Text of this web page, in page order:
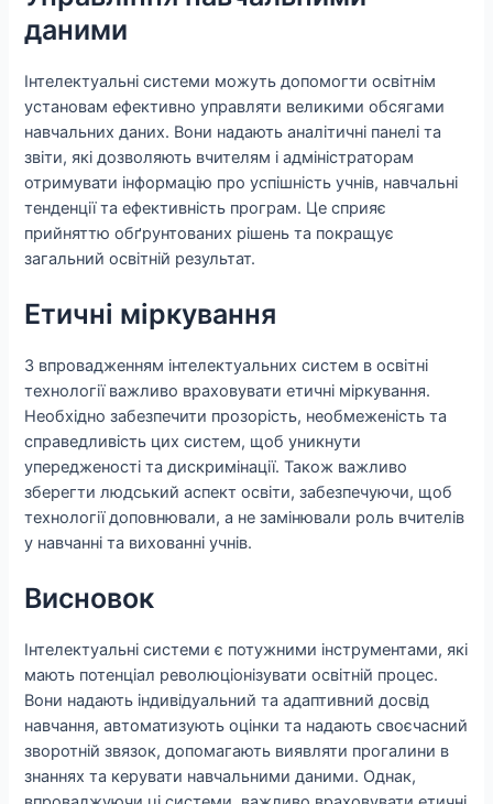
даними
Інтелектуальні системи можуть допомогти освітнім
установам ефективно управляти великими обсягами
навчальних даних. Вони надають аналітичні панелі та
звіти, які дозволяють вчителям і адміністраторам
отримувати інформацію про успішність учнів, навчальні
тенденції та ефективність програм. Це сприяє
прийняттю обґрунтованих рішень та покращує
загальний освітній результат.
Етичні міркування
З впровадженням інтелектуальних систем в освітні
технології важливо враховувати етичні міркування.
Необхідно забезпечити прозорість, необмеженість та
справедливість цих систем, щоб уникнути
упередженості та дискримінації. Також важливо
зберегти людський аспект освіти, забезпечуючи, щоб
технології доповнювали, а не замінювали роль вчителів
у навчанні та вихованні учнів.
Висновок
Інтелектуальні системи є потужними інструментами, які
мають потенціал революціонізувати освітній процес.
Вони надають індивідуальний та адаптивний досвід
навчання, автоматизують оцінки та надають своєчасний
зворотній звязок, допомагають виявляти прогалини в
знаннях та керувати навчальними даними. Однак,